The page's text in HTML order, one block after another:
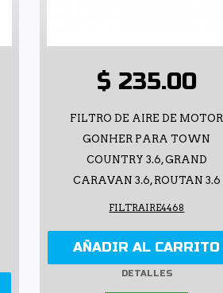
$ 235.00
FILTRO DE AIRE DE MOTOR
GONHER PARA TOWN
COUNTRY 3.6, GRAND
CARAVAN 3.6, ROUTAN 3.6
FILTRAIRE4468
AÑADIR AL CARRITO
DETALLES